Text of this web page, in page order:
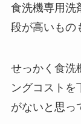
食洗機専用洗
段が高いもの
せっかく食洗
ングコストを
がないと思っ